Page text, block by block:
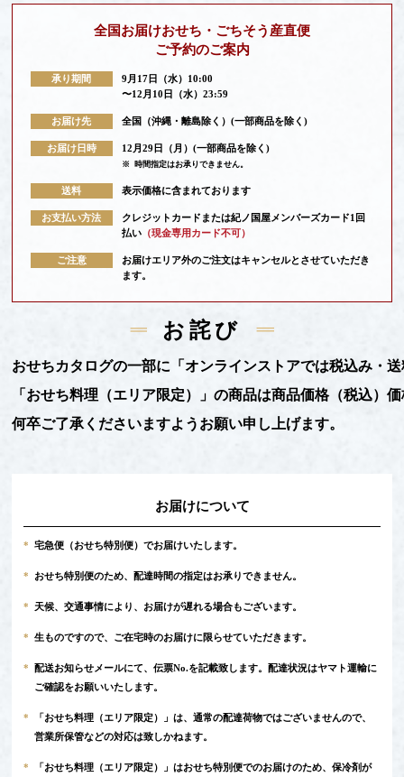
全国お届けおせち・ごちそう産直便
ご予約のご案内
承り期間
9月17日（水）10:00
〜12月10日（水）23:59
お届け先 全国（沖縄・離島除く）(一部商品を除く)
お届け日時 12月29日（月）(一部商品を除く)
※ 時間指定はお承りできません。
送料 表示価格に含まれております
お支払い方法
クレジットカードまたは紀ノ国屋メンバーズカード1回
払い（現金専用カード不可）
ご注意
お届けエリア外のご注文はキャンセルとさせていただき
ます。
お詫び
おせちカタログの一部に「オンラインストアでは税込み・
「おせち料理（エリア限定）」の商品は商品価格（税込）
何卒ご了承くださいますようお願い申し上げます。
お届けについて
* 宅急便（おせち特別便）でお届けいたします。
* おせち特別便のため、配達時間の指定はお承りできません。
* 天候、交通事情により、お届けが遅れる場合もございます。
* 生ものですので、ご在宅時のお届けに限らせていただきます。
*
配送お知らせメールにて、伝票No.を記載致します。配達状況はヤマト運輸に
ご確認をお願いいたします。
*
「おせち料理（エリア限定）」は、通常の配達荷物ではございませんので、
営業所保管などの対応は致しかねます。
*
「おせち料理（エリア限定）」はおせち特別便でのお届けのため、保冷剤が